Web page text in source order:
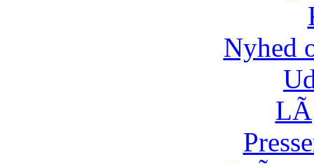
Nyhed